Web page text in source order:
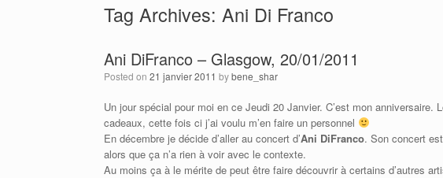
Tag Archives: Ani Di Franco
Ani DiFranco – Glasgow, 20/01/2011
Posted on 21 janvier 2011 bybene_shar
Un jour spécial pour moi en ce Jeudi 20 Janvier. C’est mon
cadeaux, cette fois ci j’ai voulu m’en faire un personnel
En décembre je décide d’aller au concert d’Ani DiFranco. Son concert
alors que ça n’a rien à voir avec le contexte.
Au moins ça à le mérite de peut être faire découvrir à certains d’autres